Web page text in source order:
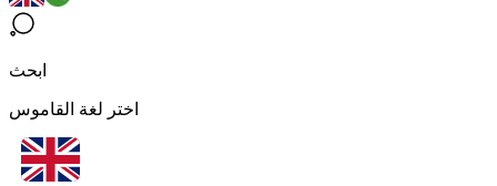
ابحث
اختر لغة القاموس